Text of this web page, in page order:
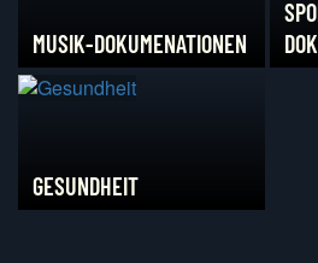
MUSIK-DOKUMENATIONEN
GESUNDHEIT